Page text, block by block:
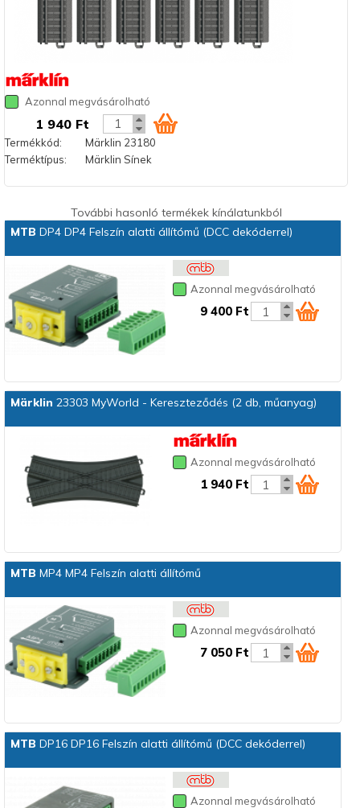
Azonnal megvásárolható
1 940 Ft
Termékkód:
Märklin 23180
Terméktípus:
Märklin Sínek
További hasonló termékek kínálatunkból
MTB DP4 DP4 Felszín alatti állítómű (DCC dekóderrel)
Azonnal megvásárolható
9 400 Ft
Märklin 23303 MyWorld - Kereszteződés (2 db, műanyag)
Azonnal megvásárolható
1 940 Ft
MTB MP4 MP4 Felszín alatti állítómű
Azonnal megvásárolható
7 050 Ft
MTB DP16 DP16 Felszín alatti állítómű (DCC dekóderrel)
Azonnal megvásárolható